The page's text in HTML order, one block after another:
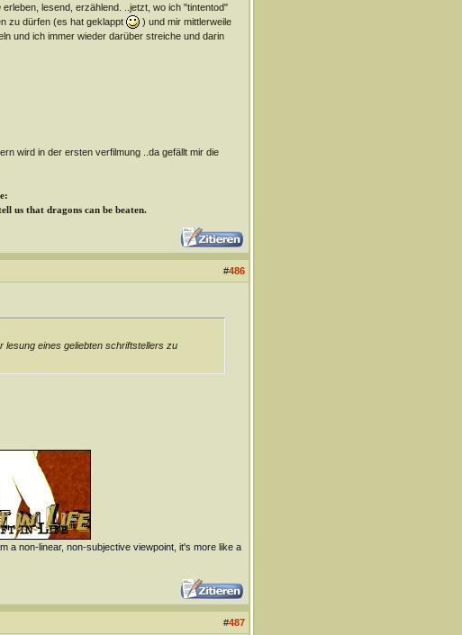
erleben, lesend, erzählend. ..jetzt, wo ich "tintentod"
zu dürfen (es hat geklappt
) und mir mittlerweile
und ich immer wieder darüber streiche und darin
wird in der ersten verfilmung ..da gefällt mir die
us that dragons can be beaten.
#486
lesung eines geliebten schriftstellers zu
a non-linear, non-subjective viewpoint, it's more like a
#487